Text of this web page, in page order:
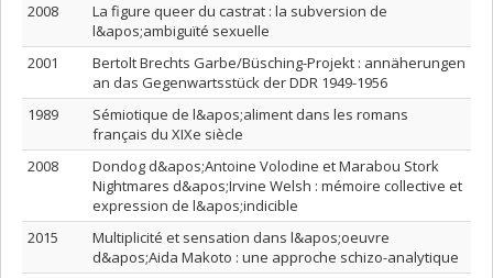
2008
La figure queer du castrat : la subversion de
l&apos;ambiguïté sexuelle
2001
Bertolt Brechts Garbe/Büsching-Projekt : annäherungen
an das Gegenwartsstück der DDR 1949-1956
1989
Sémiotique de l&apos;aliment dans les romans
français du XIXe siècle
2008
Dondog d&apos;Antoine Volodine et Marabou Stork
Nightmares d&apos;Irvine Welsh : mémoire collective et
expression de l&apos;indicible
2015
Multiplicité et sensation dans l&apos;oeuvre
d&apos;Aida Makoto : une approche schizo-analytique